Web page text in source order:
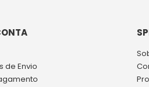
de Envio